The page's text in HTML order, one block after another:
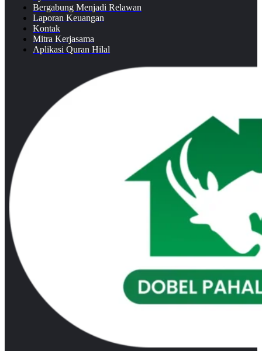
Bergabung Menjadi Relawan
Laporan Keuangan
Kontak
Mitra Kerjasama
Aplikasi Quran Hilal